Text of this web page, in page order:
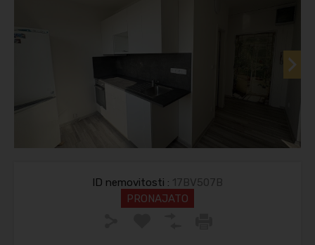
ID nemovitosti : 17BV507B
PRONAJATO